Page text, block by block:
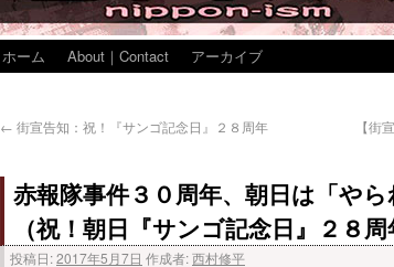
ホーム About｜Contact アーカイブ
← 街宣告知：祝！『サンゴ記念日』２８周年
【街
赤報隊事件３０周年、朝日は「や
（祝！朝日『サンゴ記念日』２８
投稿日:2017年5月7日 作成者:西村修平